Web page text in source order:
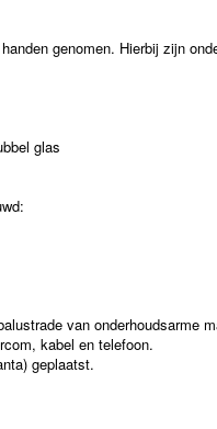
genomen. Hierbij zijn
glas
van onderhoudsarme
kabel en telefoon.
geplaatst.